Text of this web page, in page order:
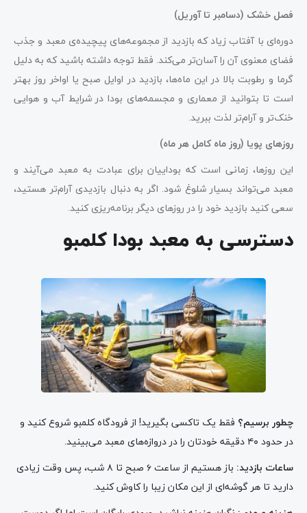
فصل خشک (دسامبر تا آوریل)
دوره‌ای با آفتاب زیاد که بازدید از مجموعه‌های پیچیده‌ی معبد و جذب
فضای معنوی آن را آسان‌تر می‌کند. فقط توجه داشته باشید که به دلیل
گرما و رطوبت بالا در این ماه‌ها، بازدید در اوایل صبح یا اواخر روز بهتر
است تا بتوانید از معماری و مجسمه‌های بودا در شرایط آب و هوایی
خنک‌تر و آرام‌تر لذت ببرید.
روزهای پویا (روز ماه کامل هر ماه)
این روزها، زمانی است که بوداییان برای عبادت به معبد می‌آیند و
معبد می‌تواند بسیار شلوغ شود. اگر به دنبال بازدیدی آرام‌تر هستید،
سعی کنید بازدید خود را در روزهای دیگر برنامه‌ریزی کنید.
دسترسی به معبد بودا کلمبو
چطور برسیم؟ فقط یک تاکسی بگیرید! از فرودگاه کلمبو شروع کنید و
در حدود ۴۰ دقیقه خودتان را در دروازه‌های معبد می‌بینید.
ساعات بازدید:
باز هستیم از ساعت ۶ صبح تا ۸ شب، پس وقت زیادی
دارید تا هر گوشه‌ای از این مکان زیبا را کاوش کنید.